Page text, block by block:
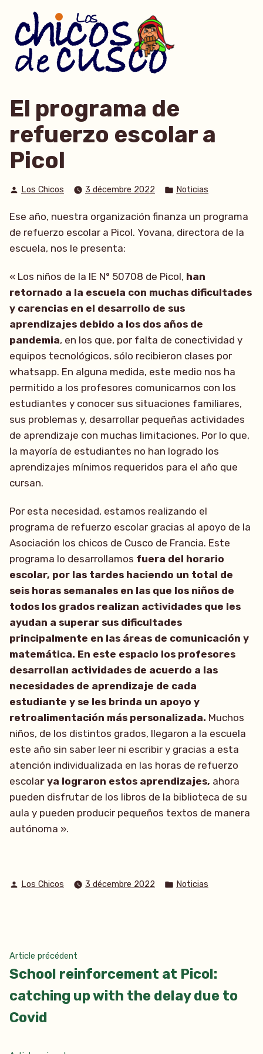
contenu
El programa de
refuerzo escolar a
Picol
Publié
Los Chicos 3 décembre 2022
Publié
Noticias
Ese año, nuestra organización finanza un programa
de refuerzo escolar a Picol. Yovana, directora de la
escuela, nos le presenta:
« Los niños de la IE N° 50708 de Picol, han
retornado a la escuela con muchas dificultades
y carencias en el desarrollo de sus
aprendizajes debido a los dos años de
pandemia, en los que, por falta de conectividad y
equipos tecnológicos, sólo recibieron clases por
whatsapp. En alguna medida, este medio nos ha
permitido a los profesores comunicarnos con los
estudiantes y conocer sus situaciones familiares,
sus problemas y, desarrollar pequeñas actividades
de aprendizaje con muchas limitaciones. Por lo que,
la mayoría de estudiantes no han logrado los
aprendizajes mínimos requeridos para el año que
cursan.
Por esta necesidad, estamos realizando el
programa de refuerzo escolar gracias al apoyo de la
Asociación los chicos de Cusco de Francia. Este
programa lo desarrollamos fuera del horario
escolar, por las tardes haciendo un total de
seis horas semanales en las que los niños de
todos los grados realizan actividades que les
ayudan a superar sus dificultades
principalmente en las áreas de comunicación y
matemática. En este espacio los profesores
desarrollan actividades de acuerdo a las
necesidades de aprendizaje de cada
estudiante y se les brinda un apoyo y
retroalimentación más personalizada. Muchos
niños, de los distintos grados, llegaron a la escuela
este año sin saber leer ni escribir y gracias a esta
atención individualizada en las horas de refuerzo
escolar ya lograron estos aprendizajes, ahora
pueden disfrutar de los libros de la biblioteca de su
aula y pueden producir pequeños textos de manera
autónoma ».
Publié
Los Chicos 3 décembre 2022
Publié
Noticias
Navigation
de
l’article
Article précédent
précédent :
School reinforcement at Picol:
catching up with the delay due to
Covid